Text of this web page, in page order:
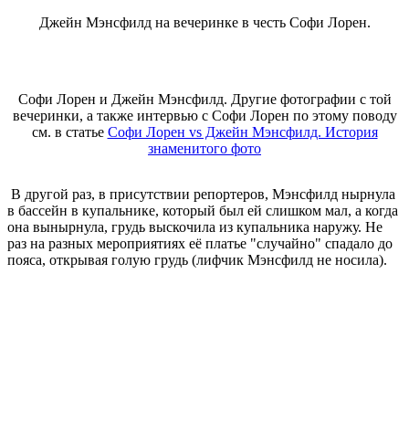
Джейн Мэнсфилд на вечеринке в честь Софи Лорен.
Софи Лорен и Джейн Мэнсфилд. Другие фотографии с той
вечеринки, а также интервью с Софи Лорен по этому поводу
см. в статье Софи Лорен vs Джейн Мэнсфилд. История
знаменитого фото
В другой раз, в присутствии репортеров, Мэнсфилд нырнула
в бассейн в купальнике, который был ей слишком мал, а когда
она вынырнула, грудь выскочила из купальника наружу. Не
раз на разных мероприятиях её платье "случайно" спадало до
пояса, открывая голую грудь (лифчик Мэнсфилд не носила).